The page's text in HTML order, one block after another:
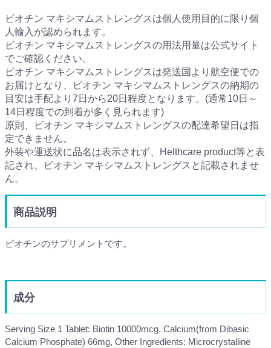
ビオチン マキシマムストレングスは個人使用目的に限り個
人輸入が認められます。
ビオチン マキシマムストレングスの用法用量は公式サイト
でご確認ください。
ビオチン マキシマムストレングスは発送国より航空便での
お届けとなり、ビオチン マキシマムストレングスの納期の
目安は手配より7日から20日程度となります。(通常10日～
14日程度での到着が多く見られます)
原則、ビオチン マキシマムストレングスの配達希望日は指
定できません。
外装や運送状に品名は表示されず、Helthcare product等と表
記され、ビオチン マキシマムストレングスと記載されませ
ん。
商品説明
ビオチンのサプリメントです。
成分
Serving Size 1 Tablet: Biotin 10000mcg, Calcium(from Dibasic
Calcium Phosphate) 66mg, Other Ingredients: Microcrystalline